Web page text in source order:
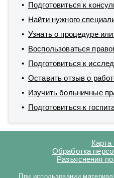
Подготовиться к
Найти нужного
Узнать о процедуре
Воспользоваться
Подготовиться к
Оставить отзыв о
Изучить больничные
Подготовиться к
Карта
Обработка
Разъяснения
При использовании